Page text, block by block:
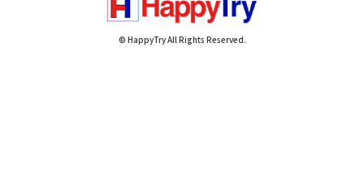
© HappyTry All Rights Reserved.